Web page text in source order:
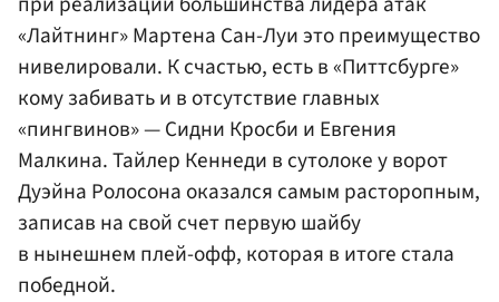
«Лайтнинг» Мартена Сан-Луи это преимущество
нивелировали. К счастью, есть в «Питтсбурге»
кому забивать и в отсутствие главных
«пингвинов» — Сидни Кросби и Евгения
Малкина.Тайлер Кеннеди в сутолоке у ворот
Дуэйна Ролосона оказался самым расторопным,
записав на свой счет первую шайбу
в нынешнем плей-офф, которая в итоге стала
победной.